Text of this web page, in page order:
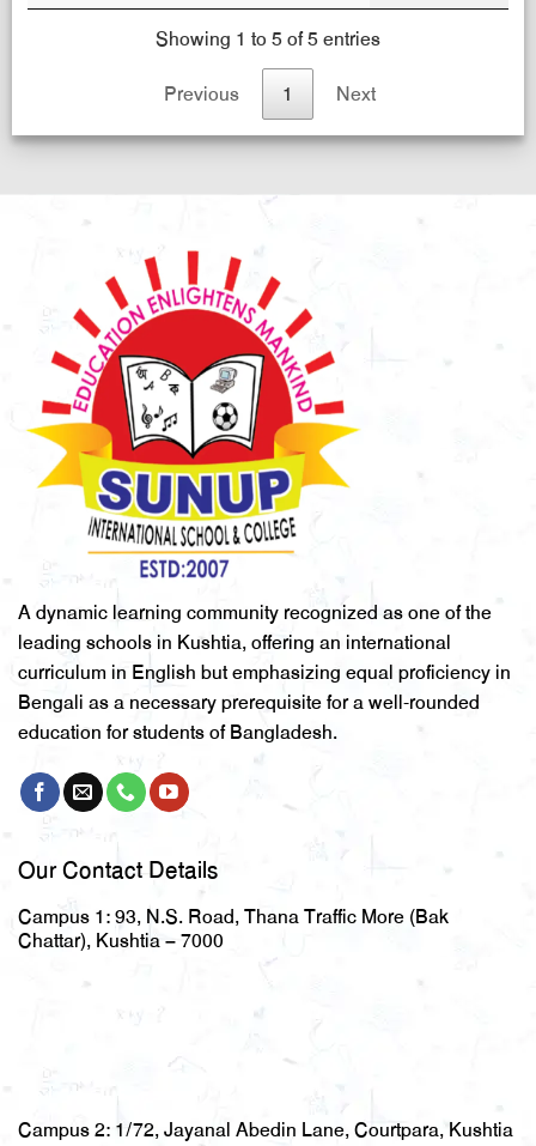
Showing 1 to 5 of 5 entries
Previous 1 Next
A dynamic learning community recognized as one of the
leading schools in Kushtia, offering an international
curriculum in English but emphasizing equal proficiency in
Bengali as a necessary prerequisite for a well-rounded
education for students of Bangladesh.
Our Contact Details
Campus 1:93, N.S. Road, Thana Traffic More (Bak
Chattar), Kushtia – 7000
Campus 2: 1/72, Jayanal Abedin Lane, Courtpara, Kushtia